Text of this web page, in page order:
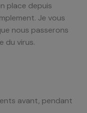
place depuis
Je vous
nous passerons
du virus.
avant, pendant